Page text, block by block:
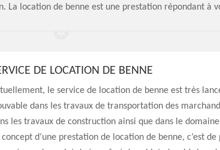
La location de benne est une prestation répondant à
DE LOCATION DE BENNE
le service de location de benne est très
dans les travaux de transportation des
les travaux de construction ainsi que dans le
concept d’une prestation de location de benne, c’est